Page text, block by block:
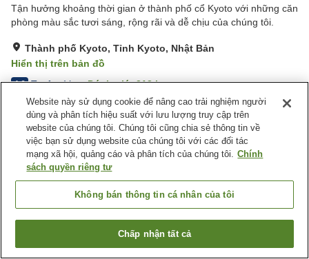
Tận hưởng khoảng thời gian ở thành phố cổ Kyoto với những căn
phòng màu sắc tươi sáng, rộng rãi và dễ chịu của chúng tôi.
Thành phố Kyoto, Tỉnh Kyoto, Nhật Bản
Hiển thị trên bản đồ
4.6 Tuyệt vời Đánh giá:213lượt
Tiện nghi chỗ nghỉ
Wi-Fi
Cách nhà ga 5 phút đi bộ
Bar
Khu hút thuốc riêng
Nhật Bản Tỉnh Kyoto
Thành phố Kyoto
Hotel Nikko Princess Kyoto
Tìm phòng trống
Website này sử dụng cookie để nâng cao trải nghiệm người
dùng và phân tích hiệu suất với lưu lượng truy cập trên
website của chúng tôi. Chúng tôi cũng chia sẻ thông tin về
việc bạn sử dụng website của chúng tôi với các đối tác
mạng xã hội, quảng cáo và phân tích của chúng tôi. Chính
sách quyền riêng tư
Không bán thông tin cá nhân của tôi
Chấp nhận tất cả